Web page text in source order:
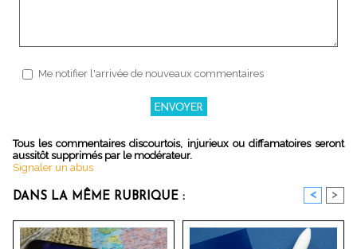
Me notifier l'arrivée de nouveaux commentaires
Tous les commentaires discourtois, injurieux ou diffamatoires seront
aussitôt supprimés par le modérateur.
Signaler un abus
DANS LA MÊME RUBRIQUE : < >